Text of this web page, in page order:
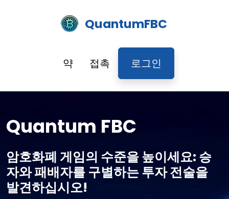
QuantumFBC
약 접촉 로그인
Quantum FBC
암호화폐 게임의 수준을 높이세요: 승
자와 패배자를 구별하는 투자 전술을
발견하십시오!